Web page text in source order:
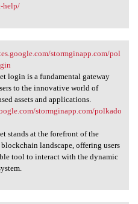
help/
stormginapp.com/pol
login is a fundamental gateway
to the innovative world of
assets and applications.
stormginapp.com/polkado
stands at the forefront of the
landscape, offering users
tool to interact with the dynamic